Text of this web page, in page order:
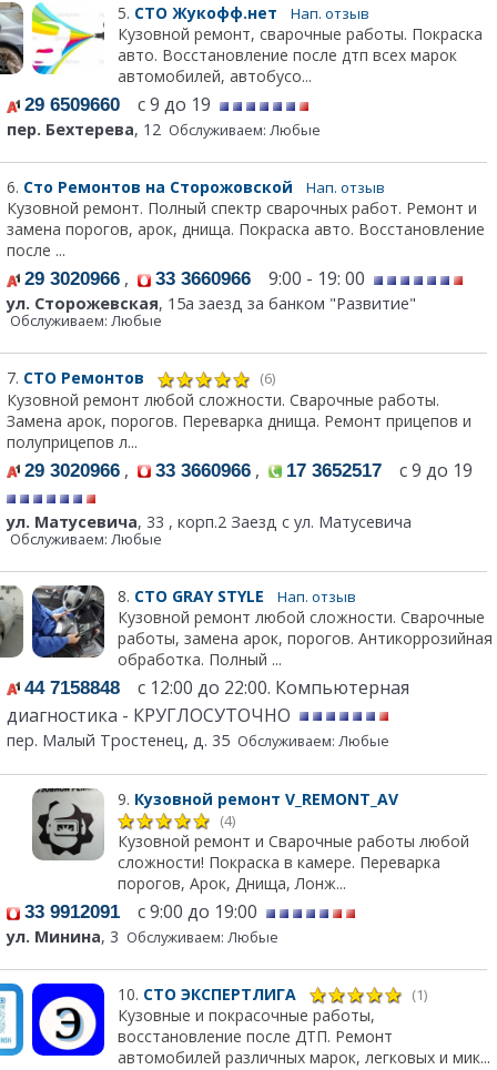
5. СТО Жукофф.нет Нап. отзыв
Кузовной ремонт, сварочные работы. Покраска
авто. Восстановление после дтп всех марок
автомобилей, автобусо...
29 6509660 с 9 до 19
пер. Бехтерева, 12 Обслуживаем: Любые
6. Сто Ремонтов на Сторожовской Нап. отзыв
Кузовной ремонт. Полный спектр сварочных работ. Ремонт и
замена порогов, арок, днища. Покраска авто. Восстановление
после ...
29 3020966 , 33 3660966 9:00 - 19: 00
ул. Сторожевская, 15а заезд за банком "Развитие"
Обслуживаем: Любые
7. СТО Ремонтов (6)
Кузовной ремонт любой сложности. Сварочные работы.
Замена арок, порогов. Переварка днища. Ремонт прицепов и
полуприцепов л...
29 3020966 , 33 3660966 , 17 3652517 с 9 до 19
ул. Матусевича, 33 , корп.2 Заезд с ул. Матусевича
Обслуживаем: Любые
8. СТО GRAY STYLE Нап. отзыв
Кузовной ремонт любой сложности. Сварочные
работы, замена арок, порогов. Антикоррозийная
обработка. Полный ...
44 7158848 с 12:00 до 22:00. Компьютерная
диагностика - КРУГЛОСУТОЧНО
пер. Малый Тростенец, д. 35 Обслуживаем: Любые
9. Кузовной ремонт V_REMONT_AV
(4)
Кузовной ремонт и Сварочные работы любой
сложности! Покраска в камере. Переварка
порогов, Арок, Днища, Лонж...
33 9912091 с 9:00 до 19:00
ул. Минина, 3 Обслуживаем: Любые
10. СТО ЭКСПЕРТЛИГА (1)
Кузовные и покрасочные работы,
восстановление после ДТП. Ремонт
автомобилей различных марок, легковых и мик...